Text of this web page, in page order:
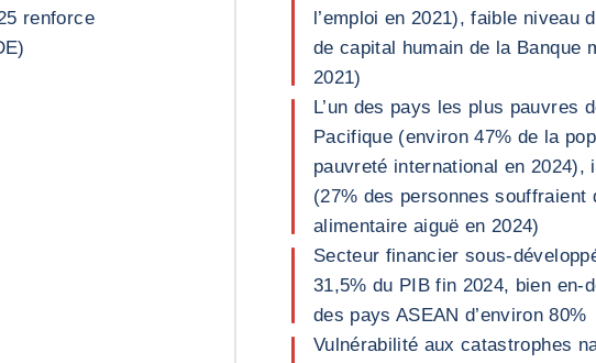
renforce
l’emploi en 2021), faible niveau
de capital humain de la Banque
2021)
L’un des pays les plus pauvres
Pacifique (environ 47% de la
pauvreté international en 2024),
(27% des personnes souffraient
alimentaire aiguë en 2024)
Secteur financier sous-
31,5% du PIB fin 2024, bien en-
des pays ASEAN d’environ 80%
Vulnérabilité aux catastrophes